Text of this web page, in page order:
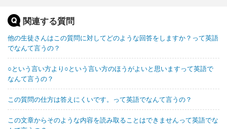
関連する質問
他の生徒さんはこの質問に対してどのような回答をしますか？って英語
でなんて言うの？
○という言い方より○という言い方のほうがよいと思いますって英語で
なんて言うの？
この質問の仕方は答えにくいです。って英語でなんて言うの？
この文章からそのような内容を読み取ることはできませんって英語でな